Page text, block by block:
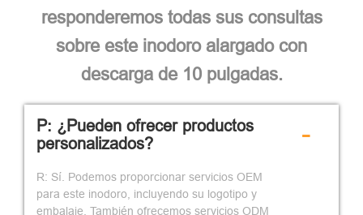
responderemos todas sus consultas
sobre este inodoro alargado con
descarga de 10 pulgadas.
P: ¿Pueden ofrecer productos
personalizados?
R: Sí. Podemos proporcionar servicios OEM
para este inodoro, incluyendo su logotipo y
embalaje. También ofrecemos servicios ODM
-